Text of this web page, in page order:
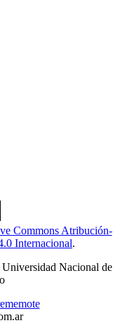
Commons Atribución-
Internacional.
Universidad Nacional de